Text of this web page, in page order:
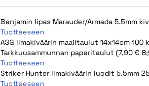
Benjamin lipas Marauder/Armada 5.5mm
Tuotteeseen
ASG ilmakiväärin maalitaulut 14x14cm 100
Tarkkuusammunnan paperitaulut (7,90 €
Tuotteeseen
Striker Hunter ilmakiväärin luodit 5.5mm
Tuotteeseen